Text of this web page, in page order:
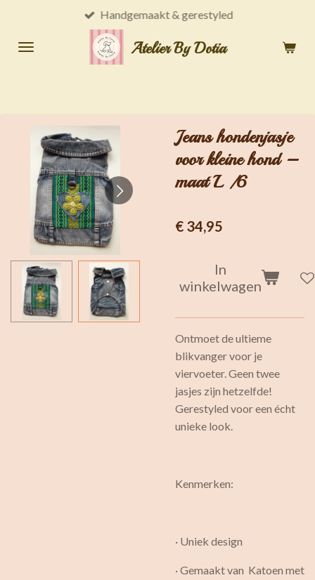
naar
Atelier By Dotia
Handgemaakt & gerestyled
Jeans hondenjasje
voor kleine hond –
maat L /6
€ 34,95
In
winkelwagen
Ontmoet de ultieme
blikvanger voor je
viervoeter. Geen twee
jasjes zijn hetzelfde!
Gerestyled voor een écht
unieke look.
Kenmerken:
· Uniek design
· Gemaakt van Katoen met